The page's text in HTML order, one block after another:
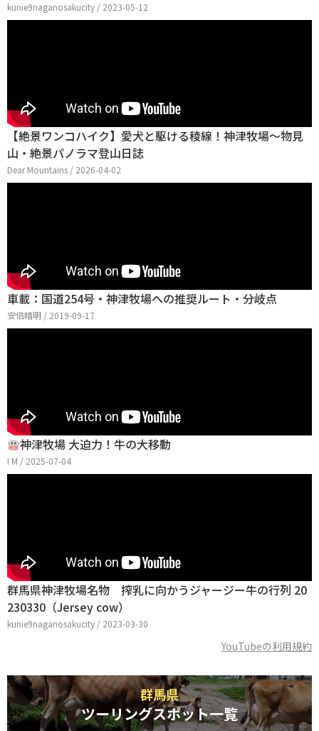
kunie9naganosakucity / 2023-05-12
【絶景ワンコハイク】愛犬と駆ける稜線！神津牧場〜物見
山・絶景パノラマ登山日誌
Dear Mountains / 2026-04-02
車載：国道254号・神津牧場への推奨ルート・分岐点
安倍晴明 / 2019-09-17
神津牧場 大迫力！牛の大移動
I M / 2025-07-04
群馬県神津牧場名物 搾乳に向かうジャージー牛の行列 20
230330（Jersey cow）
kunie9naganosakucity / 2023-03-30
YouTubeの利用規約
群馬県
ツーリングスポット一覧